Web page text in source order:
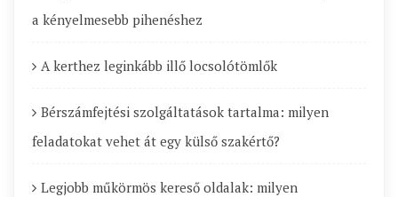
a kényelmesebb pihenéshez
A kerthez leginkább illő locsolótömlők
Bérszámfejtési szolgáltatások tartalma: milyen
feladatokat vehet át egy külső szakértő?
Legjobb műkörmös kereső oldalak: milyen